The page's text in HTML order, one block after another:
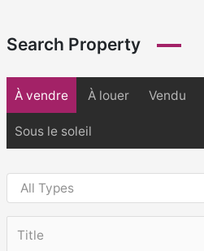
Search Property
À vendre À louer Vendu
Sous le soleil